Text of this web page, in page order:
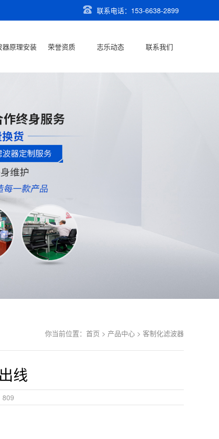
联系电话：153-6638-2899
器原理安装 荣誉资质 志乐动态 联系我们
你当前位置： 首页 > 产品中心 > 客制化滤波器
线
809